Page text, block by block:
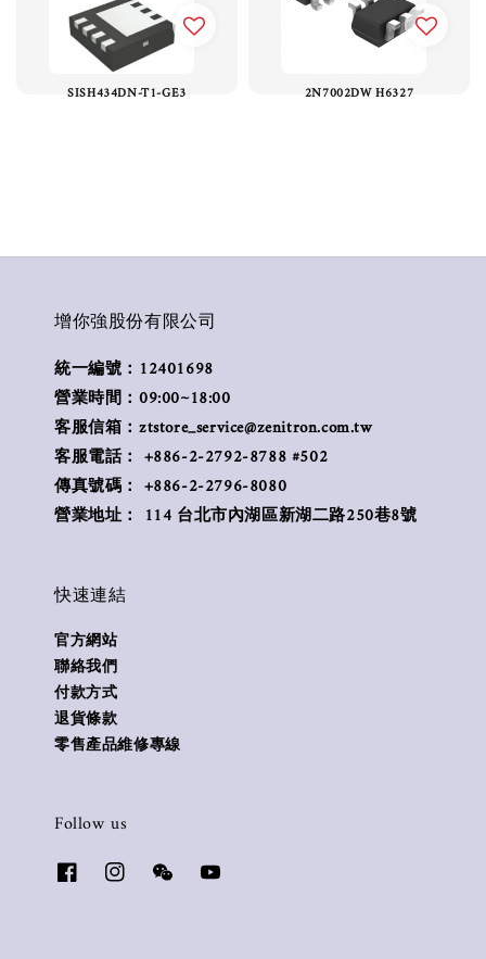
SISH434DN-T1-GE3 2N7002DW H6327
增你強股份有限公司
統一編號：12401698
營業時間：09:00~18:00
客服信箱：ztstore_service@zenitron.com.tw
客服電話： +886-2-2792-8788 #502
傳真號碼： +886-2-2796-8080
營業地址： 114 台北市內湖區新湖二路250巷8號
快速連結
官方網站
聯絡我們
付款方式
退貨條款
零售產品維修專線
Follow us